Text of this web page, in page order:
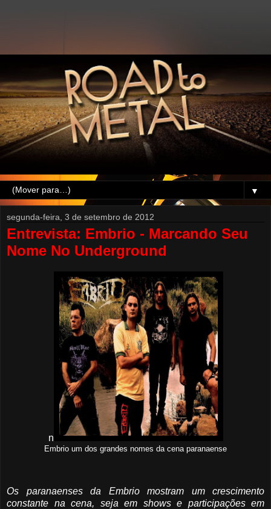
▼
segunda-feira, 3 de setembro de 2012
Entrevista: Embrio - Marcando Seu
Nome No Underground
n
Embrio um dos grandes nomes da cena paranaense
Os paranaenses da Embrio mostram um crescimento
constante na cena, seja em shows e participações em